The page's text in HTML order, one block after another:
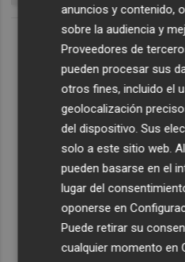
anuncios y contenido,
sobre la audiencia y
Proveedores de
pueden procesar sus
otros fines, incluido el
geolocalización
del dispositivo. Sus
solo a este sitio web.
pueden basarse en el
lugar del
oponerse en
Puede retirar su
cualquier momento en